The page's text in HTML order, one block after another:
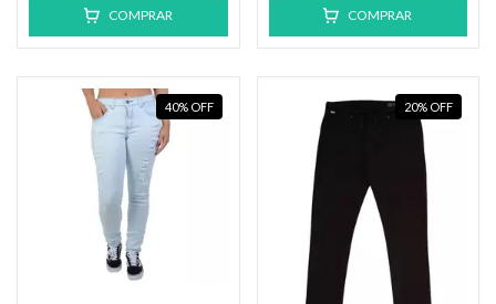
COMPRAR COMPRAR
40% OFF 20% OFF